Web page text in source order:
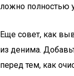
ложно полностью
Еще совет, как
из денима.
перед тем, как